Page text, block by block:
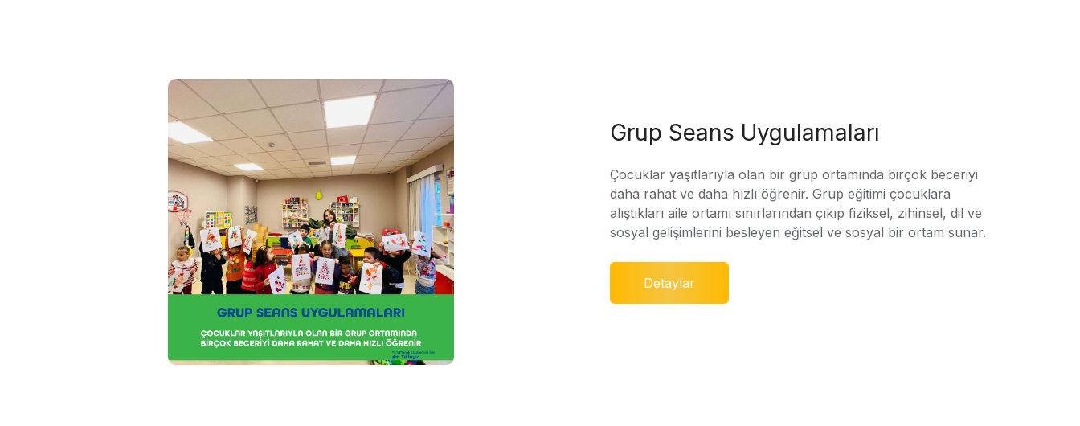
Grup Seans Uygulamaları
Çocuklar yaşıtlarıyla olan bir grup ortamında birçok beceriyi
daha rahat ve daha hızlı öğrenir. Grup eğitimi çocuklara
alıştıkları aile ortamı sınırlarından çıkıp fiziksel, zihinsel, dil ve
sosyal gelişimlerini besleyen eğitsel ve sosyal bir ortam sunar.
Detaylar